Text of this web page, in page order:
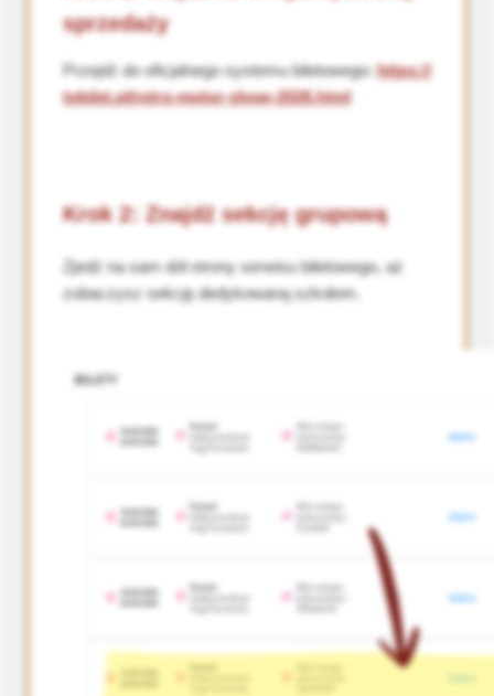
sprzedaży
Przejdź do oficjalnego systemu biletowego:https://
tobilet.pl/retro-motor-show-2026.html
Krok 2: Znajdź sekcję grupową
Zjedź na sam dół strony serwisu biletowego, aż
zobaczysz sekcję dedykowaną szkołom.